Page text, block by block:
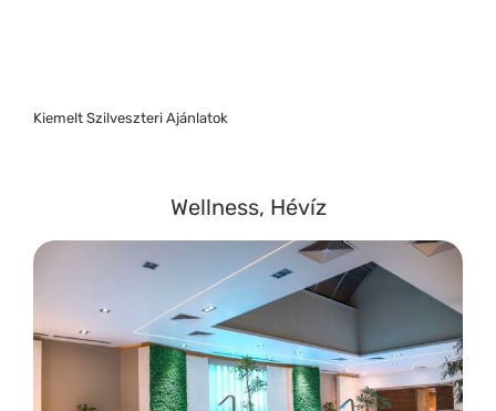
Kiemelt Szilveszteri Ajánlatok
Wellness, Hévíz